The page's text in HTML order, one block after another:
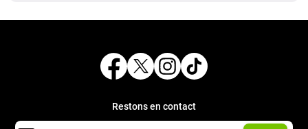
Restons en contact